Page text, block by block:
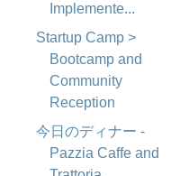
Implemente...
Startup Camp >
Bootcamp and
Community
Reception
今日のディナー -
Pazzia Caffe and